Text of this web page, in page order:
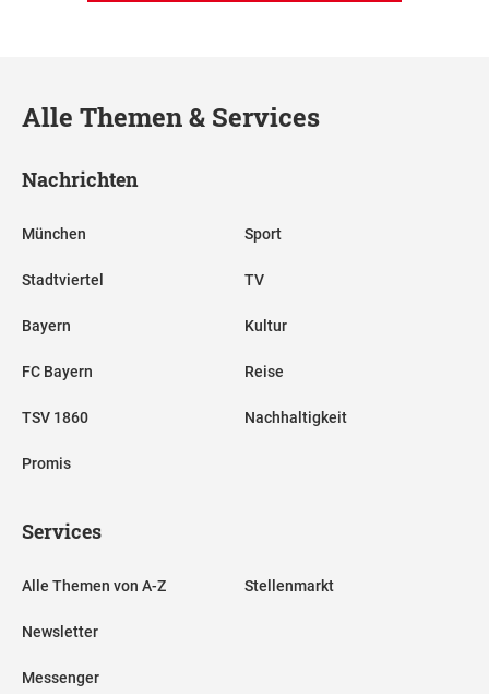
Alle Themen & Services
Nachrichten
München
Stadtviertel
Bayern
FC Bayern
TSV 1860
Promis
Sport
TV
Kultur
Reise
Nachhaltigkeit
Services
Alle Themen von A-Z
Newsletter
Messenger
Stellenmarkt